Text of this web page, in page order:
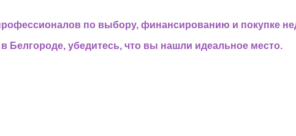
по выбору, финансированию и покупке
убедитесь, что вы нашли идеальное место.